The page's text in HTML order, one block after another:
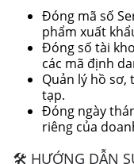
Đóng mã số
phẩm xuất
Đóng số tài
các mã định
Quản lý hồ sơ,
tạp.
Đóng ngày
riêng của
🛠️ HƯỚNG DẪN